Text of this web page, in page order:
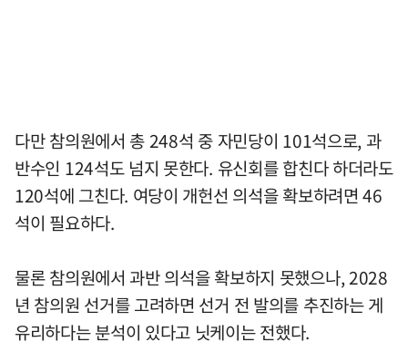
다만 참의원에서 총 248석 중 자민당이 101석으로, 과
반수인 124석도 넘지 못한다. 유신회를 합친다 하더라도
120석에 그친다. 여당이 개헌선 의석을 확보하려면 46
석이 필요하다.
물론 참의원에서 과반 의석을 확보하지 못했으나, 2028
년 참의원 선거를 고려하면 선거 전 발의를 추진하는 게
유리하다는 분석이 있다고 닛케이는 전했다.